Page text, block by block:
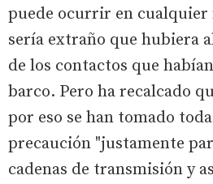
puede ocurrir en cualquier
sería extraño que hubiera
de los contactos que
barco. Pero ha recalcado
por eso se han tomado
precaución "justamente
cadenas de transmisión y